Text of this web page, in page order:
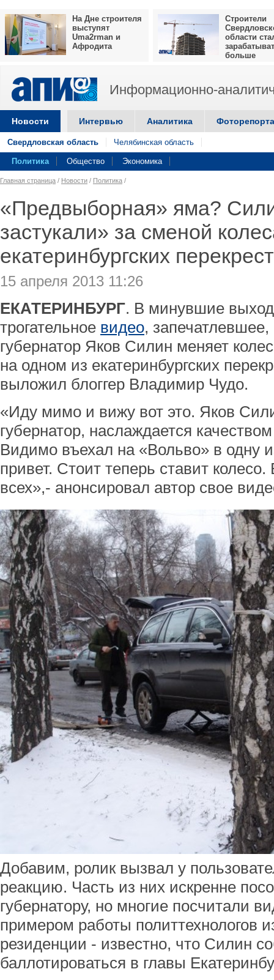
На Дне строителя
выступят
Uma2rman и
Афродита
Строители
области
больше
Информационно-
Новости Интервью Аналитика
Свердловская область Челябинская область
Политика Общество Экономика
Главная страница / Новости / Политика /
«Предвыборная» яма?
застукали» за сменой
екатеринбургских
15 апреля 2013 11:26
ЕКАТЕРИНБУРГ. В минувшие
трогательное видео,
губернатор Яков Силин меняет
на одном из екатеринбургских
выложил блоггер Владимир Чудо.
«Иду мимо и вижу вот это. Яков
губернатор, наслаждается
Видимо въехал на «Вольво» в одну
привет. Стоит теперь ставит
всех»,- анонсировал автор свое
Добавим, ролик вызвал у
реакцию. Часть из них искренне
губернатору, но многие посчитали
примером работы политтехнологов
резиденции - известно, что Силин
баллотироваться в главы